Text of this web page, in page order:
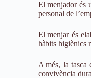
El menjador és
personal de
El menjar és
hàbits higiènics
A més, la tasca
convivència